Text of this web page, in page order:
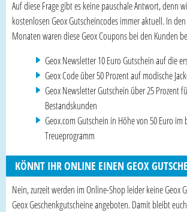
Auf diese Frage gibt es keine pauschale Antwort, denn
kostenlosen Geox Gutscheincodes immer aktuell. In
Monaten waren diese Geox Coupons bei den Kunden
Geox Newsletter 10 Euro Gutschein auf die
Geox Code über 50 Prozent auf modische
Geox Newsletter Gutschein über 25 Prozent
Bestandskunden
Geox.com Gutschein in Höhe von 50 Euro im
Treueprogramm
KÖNNT IHR ONLINE EINEN GEOX
Nein, zurzeit werden im Online-Shop leider keine Geox
Geox Geschenkgutscheine angeboten. Damit bleibt